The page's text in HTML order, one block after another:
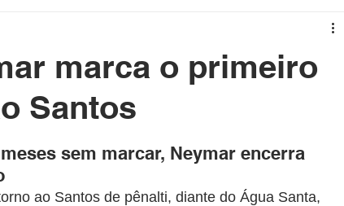
DeolhonaPolítica CONSUMIDOR
marca o primeiro
Santos
sem marcar, Neymar encerra
ao Santos de pênalti, diante do Água Santa,